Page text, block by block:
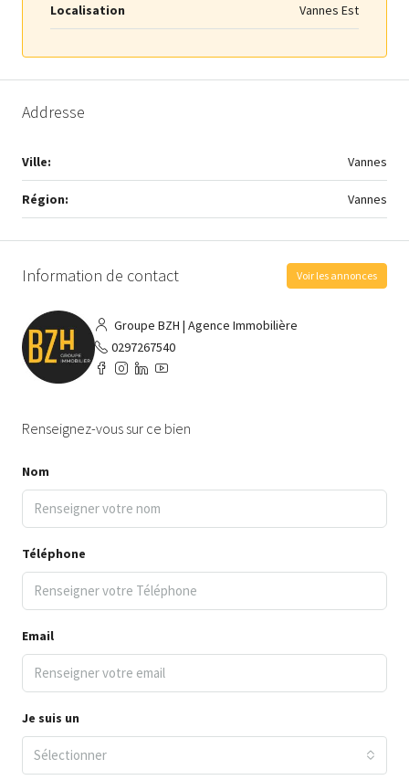
Localisation Vannes Est
Addresse
Ville: Vannes
Région: Vannes
Information de contact Voir les annonces
Groupe BZH | Agence Immobilière
0297267540
Renseignez-vous sur ce bien
Nom
Téléphone
Email
Je suis un
Sélectionner